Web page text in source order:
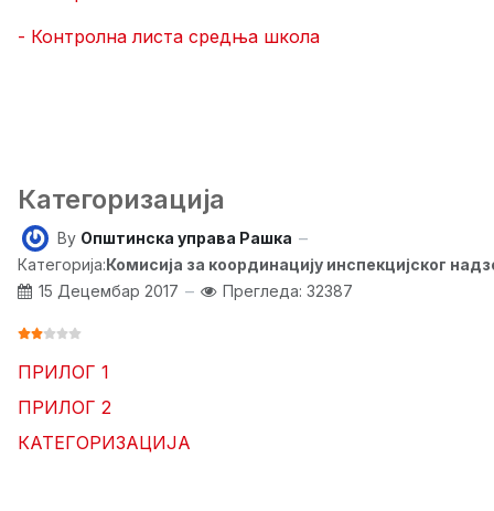
- Контролна листа средња школа
Категоризација
By Општинска управа Рашка
Категорија:Комисија за координацију инспекцијског
15 Децембар 2017
Прегледа: 32387
ОЦЕНА КОРИСНИКА:
ПРИЛОГ 1
ПРИЛОГ 2
КАТЕГОРИЗАЦИЈА